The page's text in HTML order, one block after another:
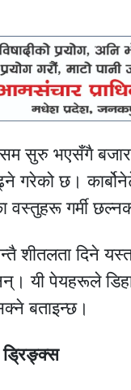
सुरु भएसँगै
गरेको छ।
गर्मी
शीतलता दिने
यी पेयहरूले
बताइन्छ।
ड्रिङ्क्स